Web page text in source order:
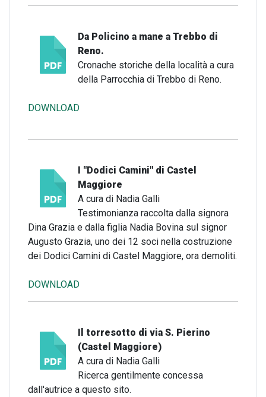
Da Policino a mane a Trebbo di
Reno.
Cronache storiche della località a cura
della Parrocchia di Trebbo di Reno.
DOWNLOAD
I "Dodici Camini" di Castel
Maggiore
A cura di Nadia Galli
Testimonianza raccolta dalla signora
Dina Grazia e dalla figlia Nadia Bovina sul signor
Augusto Grazia, uno dei 12 soci nella costruzione
dei Dodici Camini di Castel Maggiore, ora demoliti.
DOWNLOAD
Il torresotto di via S. Pierino
(Castel Maggiore)
A cura di Nadia Galli
Ricerca gentilmente concessa
dall'autrice a questo sito.